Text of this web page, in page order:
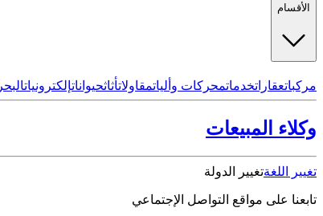
الأقسام
مركباتعقاراتخدماتمحركات وألياتمقاولاتأثاثحيواناتإلكترونياتالبحر
وكلاء المبيعات
تغيير اللغةتغيير الدولة
تابعنا على مواقع التواصل الإجتماعي